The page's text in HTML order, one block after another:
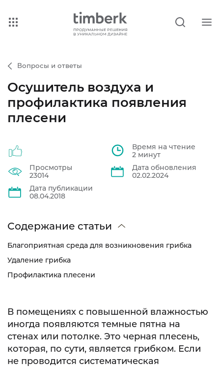
Вопросы и ответы
Осушитель воздуха и
профилактика появления
плесени
Время на чтение
2 минут
Просмотры
23014
Дата обновления
02.02.2024
Дата публикации
08.04.2018
Содержание статьи
Благоприятная среда для возникновения грибка
Удаление грибка
Профилактика плесени
В помещениях с повышенной влажностью
иногда появляются темные пятна на
стенах или потолке. Это черная плесень,
которая, по сути, является грибком. Если
не проводится систематическая